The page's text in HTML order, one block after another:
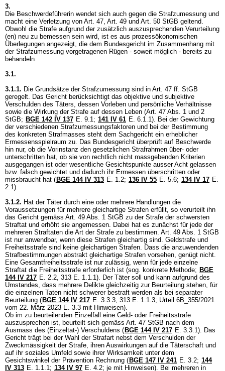
3.
Die Beschwerdeführerin wendet sich auch gegen die Strafzumessung und
macht eine Verletzung von Art. 47, Art. 49 und Art. 50 StGB geltend.
Obwohl die Strafe aufgrund der zusätzlich auszusprechenden Verurteilung
(en) neu zu bemessen sein wird, ist es aus prozessökonomischen
Überlegungen angezeigt, die dem Bundesgericht im Zusammenhang mit
der Strafzumessung vorgetragenen Rügen - soweit möglich - bereits zu
behandeln.
3.1.
3.1.1. Die Grundsätze der Strafzumessung sind in Art. 47 ff. StGB
geregelt. Das Gericht berücksichtigt das objektive und subjektive
Verschulden des Täters, dessen Vorleben und persönliche Verhältnisse
sowie die Wirkung der Strafe auf dessen Leben (Art. 47 Abs. 1 und 2
StGB; BGE 142 IV 137 E. 9.1; 141 IV 61 E. 6.1.1). Bei der Gewichtung
der verschiedenen Strafzumessungsfaktoren und bei der Bestimmung
des konkreten Strafmasses steht dem Sachgericht ein erheblicher
Ermessensspielraum zu. Das Bundesgericht überprüft auf Beschwerde
hin nur, ob die Vorinstanz den gesetzlichen Strafrahmen über- oder
unterschritten hat, ob sie von rechtlich nicht massgebenden Kriterien
ausgegangen ist oder wesentliche Gesichtspunkte ausser Acht gelassen
bzw. falsch gewichtet und dadurch ihr Ermessen überschritten oder
missbraucht hat ( BGE 144 IV 313 E. 1.2; 136 IV 55 E. 5.6; 134 IV 17 E.
2.1).
3.1.2. Hat der Täter durch eine oder mehrere Handlungen die
Voraussetzungen für mehrere gleichartige Strafen erfüllt, so verurteilt ihn
das Gericht gemäss Art. 49 Abs. 1 StGB zu der Strafe der schwersten
Straftat und erhöht sie angemessen. Dabei hat es zunächst für jede der
mehreren Straftaten die Art der Strafe zu bestimmen. Art. 49 Abs. 1 StGB
ist nur anwendbar, wenn diese Strafen gleichartig sind. Geldstrafe und
Freiheitsstrafe sind keine gleichartigen Strafen. Dass die anzuwendenden
Strafbestimmungen abstrakt gleichartige Strafen vorsehen, genügt nicht.
Eine Gesamtfreiheitsstrafe ist nur zulässig, wenn für jede einzelne
Straftat die Freiheitsstrafe erforderlich ist (sog. konkrete Methode; BGE
144 IV 217 E. 2.2, 313 E. 1.1.1). Der Täter soll und kann aufgrund des
Umstandes, dass mehrere Delikte gleichzeitig zur Beurteilung stehen, für
die einzelnen Taten nicht schwerer bestraft werden als bei separater
Beurteilung ( BGE 144 IV 217 E. 3.3.3, 313 E. 1.1.3; Urteil 6B_355/2021
vom 22. März 2023 E. 3.3 mit Hinweisen).
Ob im zu beurteilenden Einzelfall eine Geld- oder Freiheitsstrafe
auszusprechen ist, beurteilt sich gemäss Art. 47 StGB nach dem
Ausmass des (Einzeltat-) Verschuldens ( BGE 144 IV 217 E. 3.3.1). Das
Gericht trägt bei der Wahl der Strafart nebst dem Verschulden der
Zweckmässigkeit der Strafe, ihren Auswirkungen auf die Täterschaft und
auf ihr soziales Umfeld sowie ihrer Wirksamkeit unter dem
Gesichtswinkel der Prävention Rechnung ( BGE 147 IV 241 E. 3.2; 144
IV 313 E. 1.1.1; 134 IV 97 E. 4.2; je mit Hinweisen). Bei mehreren in